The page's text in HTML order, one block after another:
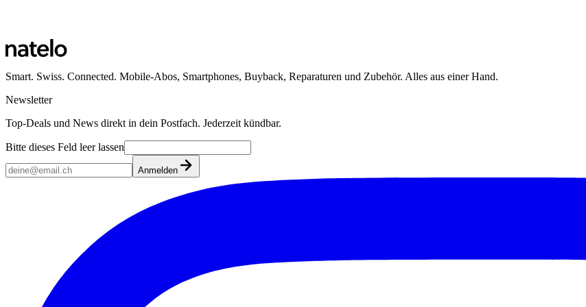
Smart. Swiss. Connected. Mobile-Abos, Smartphones, Buyback, Reparaturen und Zubehör. Alles aus einer Hand.
Newsletter
Top-Deals und News direkt in dein Postfach. Jederzeit kündbar.
Bitte dieses Feld leer lassen
Anmelden